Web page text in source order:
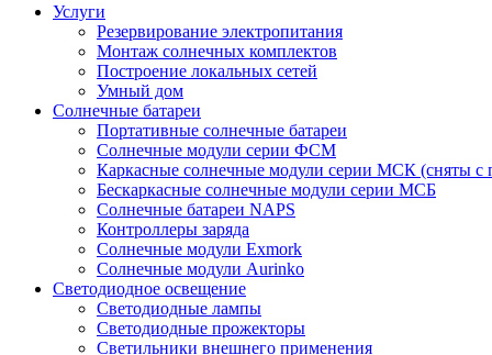
Услуги
Резервирование электропитания
Монтаж солнечных комплектов
Построение локальных сетей
Умный дом
Солнечные батареи
Портативные солнечные батареи
Солнечные модули серии ФСМ
Каркасные солнечные модули серии МСК (сняты с
Бескаркасные солнечные модули серии МСБ
Солнечные батареи NAPS
Контроллеры заряда
Солнечные модули Exmork
Солнечные модули Aurinko
Светодиодное освещение
Светодиодные лампы
Светодиодные прожекторы
Светильники внешнего применения